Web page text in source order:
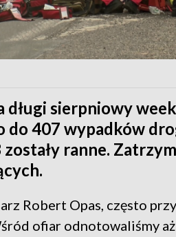
długi sierpniowy
do 407 wypadków
zostały ranne.
Robert Opas, często
ofiar odnotowaliśmy